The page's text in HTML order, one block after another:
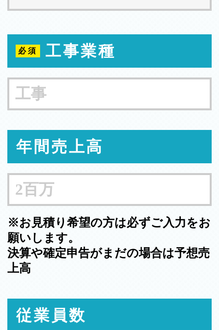
工事業種
年間売上高
※お見積り希望の方は必ずご入力をお
願いします。
決算や確定申告がまだの場合は予想売
上高
従業員数